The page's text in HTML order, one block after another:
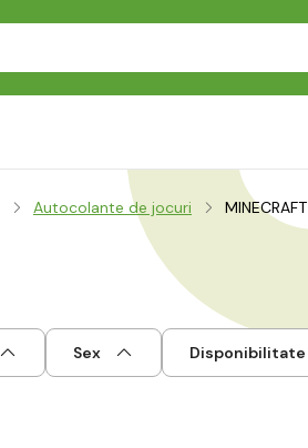
Autocolante de jocuri MINECRAFT
Sex Disponibilitate